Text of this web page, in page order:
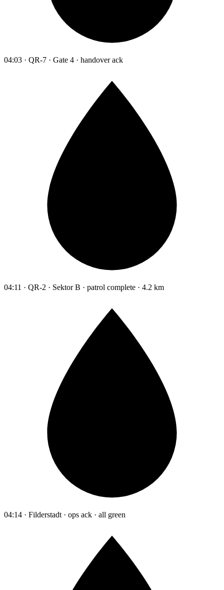
04:03 · QR-7 · Gate 4 · handover ack
04:11 · QR-2 · Sektor B · patrol complete · 4.2 km
04:14 · Filderstadt · ops ack · all green